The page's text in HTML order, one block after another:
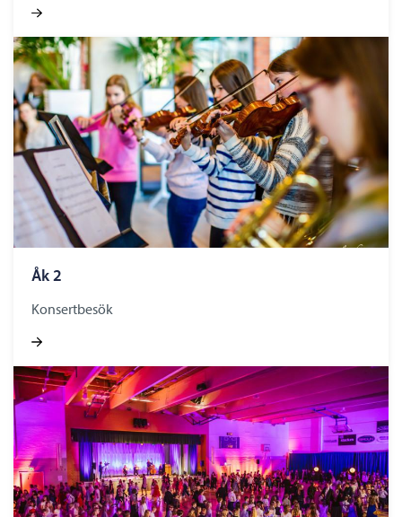
Åk 2
Konsertbesök